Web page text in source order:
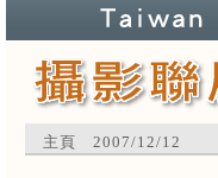
主頁 2007/12/12